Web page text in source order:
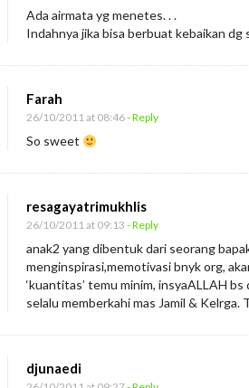
Ada airmata yg menetes. . .
Indahnya jika bisa berbuat kebaikan dg
Farah
26/10/2011 at 08:46- Reply
So sweet
resagayatrimukhlis
26/10/2011 at 09:13 - Reply
anak2 yang dibentuk dari seorang
menginspirasi,memotivasi bnyk org,
‘kuantitas’ temu minim, insyaALLAH
selalu memberkahi mas Jamil &
djunaedi